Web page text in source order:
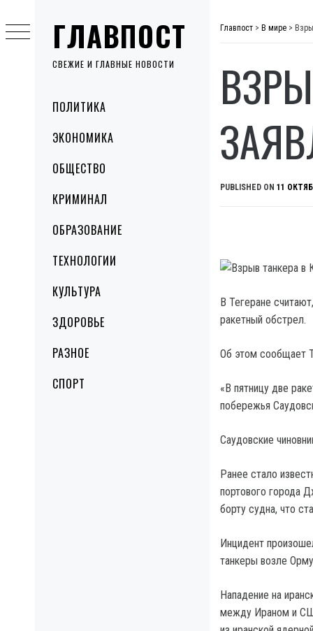
ГЛАВПОСТ
СВЕЖИЕ И ГЛАВНЫЕ НОВОСТИ
MenuПОЛИТИКА
ЭКОНОМИКА
ОБЩЕСТВО
КРИМИНАЛ
ОБРАЗОВАНИЕ
ТЕХНОЛОГИИ
КУЛЬТУРА
ЗДОРОВЬЕ
РАЗНОЕ
СПОРТ
to
content
Главпост > В мире >
PUBLISHED ON 11
В Тегеране
ракетный обстрел.
Об этом сообщает
«В пятницу две
побережья
Саудовские
Ранее стало
портового города
борту судна, что
Инцидент
танкеры возле
Нападение на
между Ираном и